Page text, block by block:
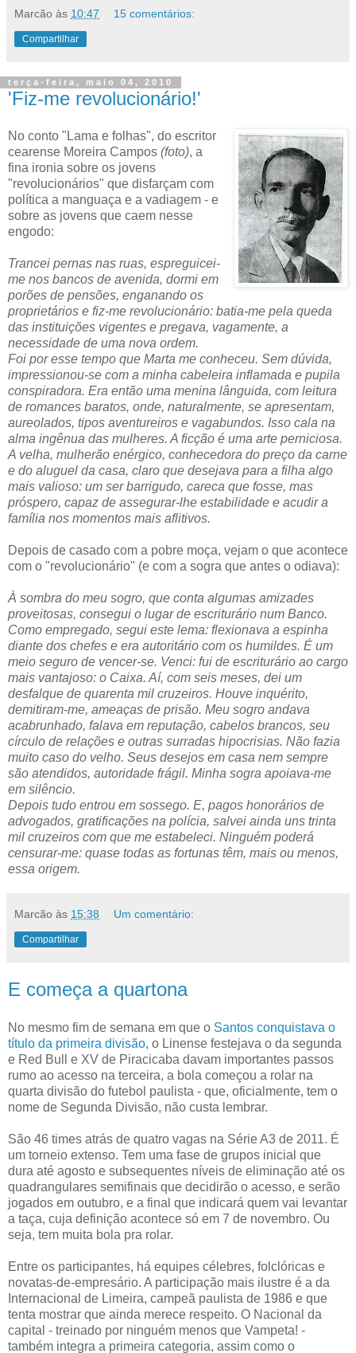
Marcão às 10:47 15 comentários:
Compartilhar
terça-feira, maio 04, 2010
'Fiz-me revolucionário!'
No conto "Lama e folhas", do escritor
cearense Moreira Campos (foto), a
fina ironia sobre os jovens
"revolucionários" que disfarçam com
política a manguaça e a vadiagem - e
sobre as jovens que caem nesse
engodo:
Trancei pernas nas ruas, espreguicei-
me nos bancos de avenida, dormi em
porões de pensões, enganando os
proprietários e fiz-me revolucionário: batia-me pela queda
das instituições vigentes e pregava, vagamente, a
necessidade de uma nova ordem.
Foi por esse tempo que Marta me conheceu. Sem dúvida,
impressionou-se com a minha cabeleira inflamada e pupila
conspiradora. Era então uma menina lânguida, com leitura
de romances baratos, onde, naturalmente, se apresentam,
aureolados, tipos aventureiros e vagabundos. Isso cala na
alma ingênua das mulheres. A ficção é uma arte perniciosa.
A velha, mulherão enérgico, conhecedora do preço da carne
e do aluguel da casa, claro que desejava para a filha algo
mais valioso: um ser barrigudo, careca que fosse, mas
próspero, capaz de assegurar-lhe estabilidade e acudir a
família nos momentos mais aflitivos.
Depois de casado com a pobre moça, vejam o que acontece
com o "revolucionário" (e com a sogra que antes o odiava):
À sombra do meu sogro, que conta algumas amizades
proveitosas, consegui o lugar de escriturário num Banco.
Como empregado, segui este lema: flexionava a espinha
diante dos chefes e era autoritário com os humildes. É um
meio seguro de vencer-se. Venci: fui de escriturário ao cargo
mais vantajoso: o Caixa. Aí, com seis meses, dei um
desfalque de quarenta mil cruzeiros. Houve inquérito,
demitiram-me, ameaças de prisão. Meu sogro andava
acabrunhado, falava em reputação, cabelos brancos, seu
círculo de relações e outras surradas hipocrisias. Não fazia
muito caso do velho. Seus desejos em casa nem sempre
são atendidos, autoridade frágil. Minha sogra apoiava-me
em silêncio.
Depois tudo entrou em sossego. E, pagos honorários de
advogados, gratificações na polícia, salvei ainda uns trinta
mil cruzeiros com que me estabeleci. Ninguém poderá
censurar-me: quase todas as fortunas têm, mais ou menos,
essa origem.
Marcão às 15:38 Um comentário:
Compartilhar
E começa a quartona
No mesmo fim de semana em que o Santos conquistava o
título da primeira divisão, o Linense festejava o da segunda
e Red Bull e XV de Piracicaba davam importantes passos
rumo ao acesso na terceira, a bola começou a rolar na
quarta divisão do futebol paulista - que, oficialmente, tem o
nome de Segunda Divisão, não custa lembrar.
São 46 times atrás de quatro vagas na Série A3 de 2011. É
um torneio extenso. Tem uma fase de grupos inicial que
dura até agosto e subsequentes níveis de eliminação até os
quadrangulares semifinais que decidirão o acesso, e serão
jogados em outubro, e a final que indicará quem vai levantar
a taça, cuja definição acontece só em 7 de novembro. Ou
seja, tem muita bola pra rolar.
Entre os participantes, há equipes célebres, folclóricas e
novatas-de-empresário. A participação mais ilustre é a da
Internacional de Limeira, campeã paulista de 1986 e que
tenta mostrar que ainda merece respeito. O Nacional da
capital - treinado por ninguém menos que Vampeta! -
também integra a primeira categoria, assim como o